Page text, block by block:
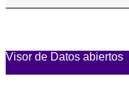
Visor de Datos abiertos